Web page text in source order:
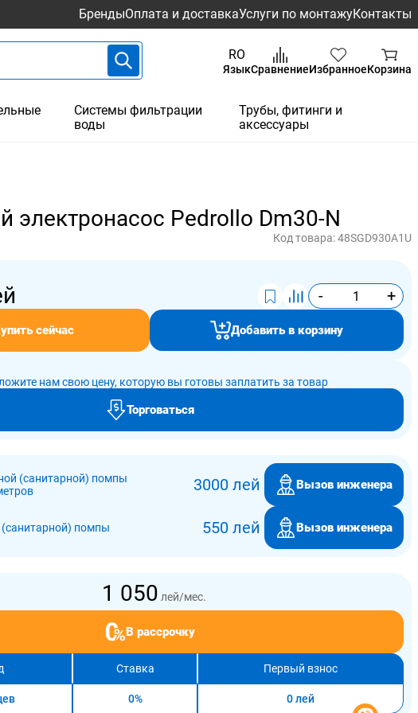
БрендыОплата и доставкаУслуги по монтажуКонтакты
RO
ЯзыкСравнениеИзбранноеКорзина
Системы фильтрации
воды
Трубы, фитинги и
аксессуары
электронасос Pedrollo Dm30-N
Код товара:48SGD930A1U
- +
сейчас Добавить в корзину
нам свою цену, которую вы готовы заплатить за товар
Торговаться
(санитарной) помпы
3000 лей Вызов инженера
помпы 550 лей Вызов инженера
1 050 лей/мес.
В рассрочку
Ставка Первый взнос
0% 0 лей